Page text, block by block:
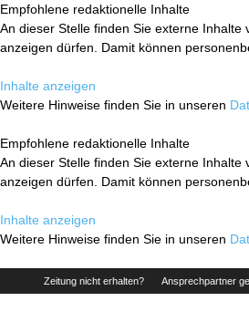
Empfohlene redaktionelle Inhalte
An dieser Stelle finden Sie externe Inhalte
anzeigen dürfen. Damit können
Inhalte anzeigen
Weitere Hinweise finden Sie in unseren
Empfohlene redaktionelle Inhalte
An dieser Stelle finden Sie externe Inhalte
anzeigen dürfen. Damit können
Inhalte anzeigen
Weitere Hinweise finden Sie in unseren
Zeitung nicht erhalten? Ansprechpartner